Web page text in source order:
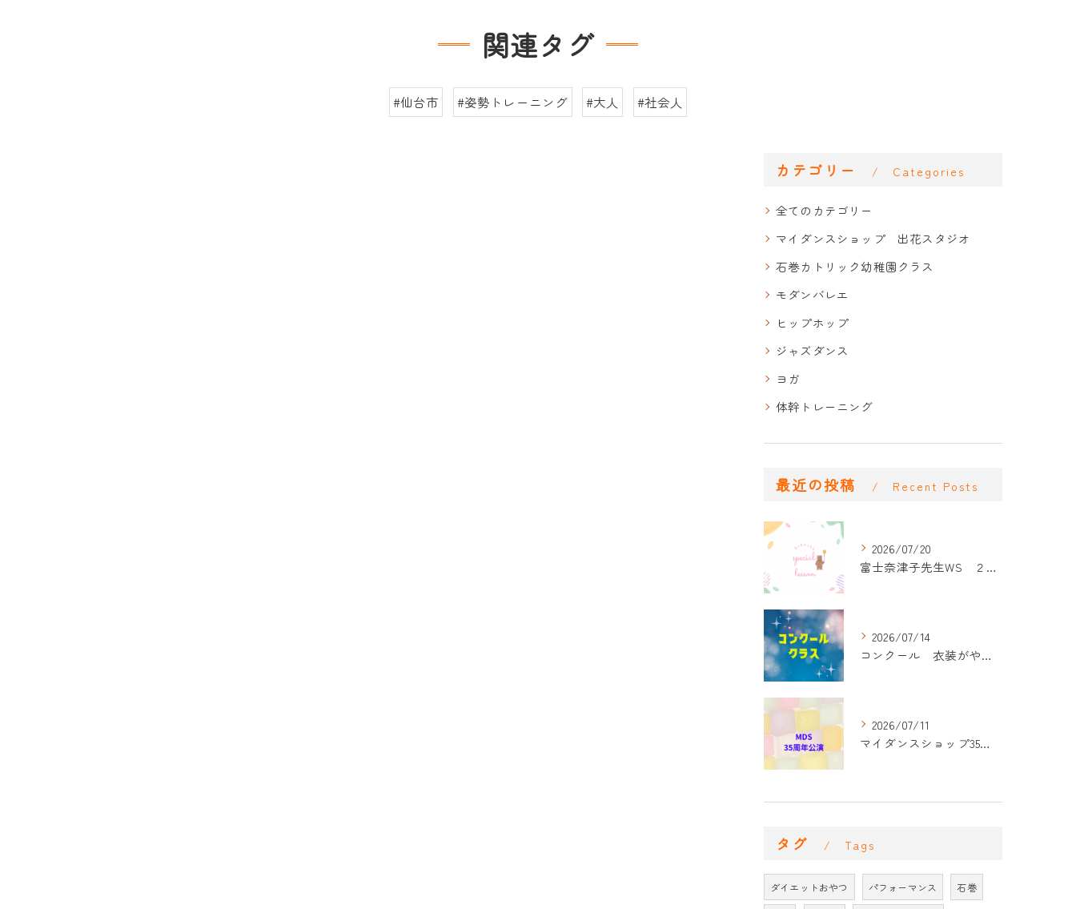
関連タグ
#仙台市 #姿勢トレーニング #大人 #社会人
カテゴリー Categories
全てのカテゴリー
マイダンスショップ 出花スタジオ
石巻カトリック幼稚園クラス
モダンバレエ
ヒップホップ
ジャズダンス
ヨガ
体幹トレーニング
最近の投稿 Recent Posts
2026/07/20
富士奈津子先生WS ２回目
2026/07/14
コンクール 衣装がやって来た！
2026/07/11
マイダンスショップ35周年記念公演 振付開始
タグ Tags
ダイエットおやつ パフォーマンス 石巻